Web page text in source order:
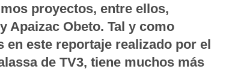
proyectos, entre ellos,
Apaizac Obeto. Tal y como
en este reportaje realizado por el
de TV3, tiene muchos más